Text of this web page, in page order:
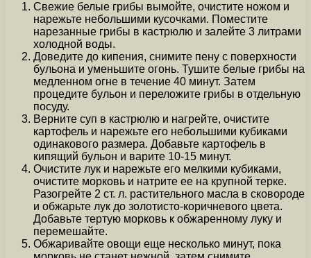
Свежие белые грибы вымойте, очистите ножом и
нарежьте небольшими кусочками. Поместите
нарезанные грибы в кастрюлю и залейте 3 литрами
холодной воды.
Доведите до кипения, снимите пену с поверхности
бульона и уменьшите огонь. Тушите белые грибы на
медленном огне в течение 40 минут. Затем
процедите бульон и переложите грибы в отдельную
посуду.
Верните суп в кастрюлю и нагрейте, очистите
картофель и нарежьте его небольшими кубиками
одинакового размера. Добавьте картофель в
кипящий бульон и варите 10-15 минут.
Очистите лук и нарежьте его мелкими кубиками,
очистите морковь и натрите ее на крупной терке.
Разогрейте 2 ст. л. растительного масла в сковороде
и обжарьте лук до золотисто-коричневого цвета.
Добавьте тертую морковь к обжаренному луку и
перемешайте.
Обжаривайте овощи еще несколько минут, пока